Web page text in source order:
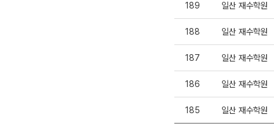
189 일산 재수학원
188 일산 재수학원
187 일산 재수학원
186 일산 재수학원
185 일산 재수학원